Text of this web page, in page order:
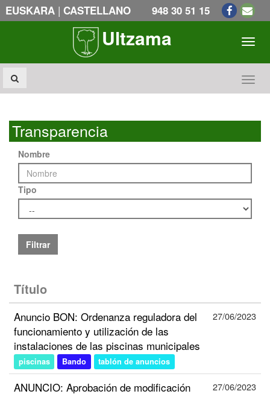
EUSKARA | CASTELLANO 948 30 51 15
Ultzama
Transparencia
Nombre
Tipo
Filtrar
Título
Anuncio BON: Ordenanza reguladora del
funcionamiento y utilización de las
instalaciones de las piscinas municipales
piscinas Bando tablón de anuncios
27/06/2023
ANUNCIO: Aprobación de modificación
27/06/2023